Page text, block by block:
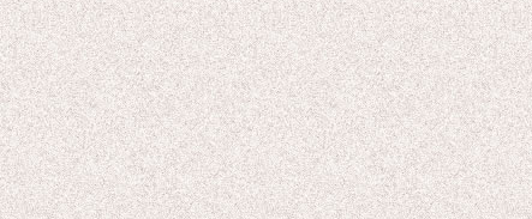
千銃士
戦刻ナイトブラッド
地縛少年花子くん
ゾンビランドサガ